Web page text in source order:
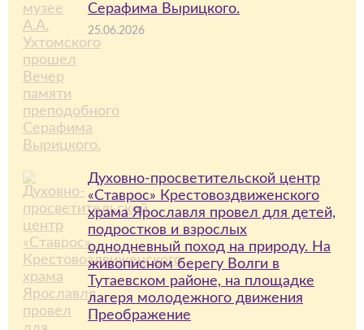
Серафима Вырицкого.
25.06.2026
Духовно-просветительской центр
«Ставрос» Крестовоздвиженского
храма Ярославля провел для детей,
подростков и взрослых
однодневный поход на природу. На
живописном берегу Волги в
Тутаевском районе, на площадке
лагеря молодежного движения
Преображение